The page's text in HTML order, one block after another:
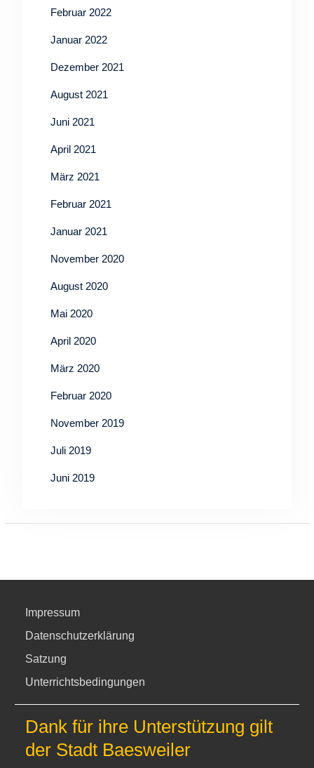
Februar 2022
Januar 2022
Dezember 2021
August 2021
Juni 2021
April 2021
März 2021
Februar 2021
Januar 2021
November 2020
August 2020
Mai 2020
April 2020
März 2020
Februar 2020
November 2019
Juli 2019
Juni 2019
Impressum
Datenschutzerklärung
Satzung
Unterrichtsbedingungen
Dank für ihre Unterstützung gilt
der Stadt Baesweiler